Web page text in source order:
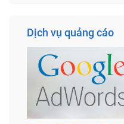
Dịch vụ quảng cáo